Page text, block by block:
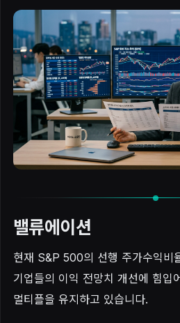
밸류에이션
현재 S&P 500의 선행 주가수익비
기업들의 이익 전망치 개선에 힘입
멀티플을 유지하고 있습니다.